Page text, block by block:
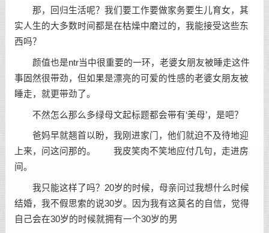
那，回归生活呢？我们要工作要做家务要生儿育女，其
实人生的大多数时间都是在枯燥中磨过的，我能接受这些东
西吗？
颜值也是ntr当中很重要的一环，老婆女朋友被睡走这件
事固然很带劲，但如果是漂亮的可爱的性感的老婆女朋友被
睡走，就更带劲了。
不然怎么那么多绿母文起标题都会带有‘美母’，是吧？
爸妈早就翘首以盼，我刚进家门，他们就迫不及待地迎
上来，问这问那的。 我皮笑肉不笑地应付几句，走进房
间。
我只能这样了吗？20岁的时候，母亲问过我想什么时候
结婚，我不假思索的说30岁。因为我有这莫名的自信，觉得
自己会在30岁的时候就拥有一个30岁的男